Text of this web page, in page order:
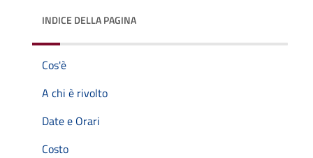
INDICE DELLA PAGINA
Cos'è
A chi è rivolto
Date e Orari
Costo